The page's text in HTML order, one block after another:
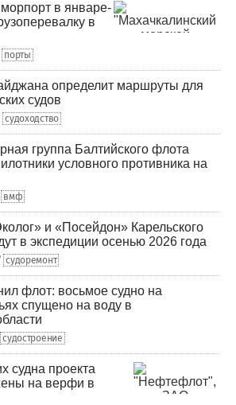
в январе-
в
порты
определит маршруты для
судов
судоходство
группа Балтийского флота
условного противника на
вмф
и «Посейдон» Карельского
в экспедиции осенью 2026 года
судоремонт
флот: восьмое судно на
спущено на воду в
судостроение
судна проекта
на верфи в